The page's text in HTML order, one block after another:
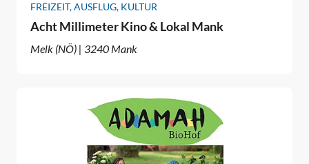
FREIZEIT, AUSFLUG, KULTUR
Acht Millimeter Kino & Lokal Mank
Melk (NÖ) | 3240 Mank